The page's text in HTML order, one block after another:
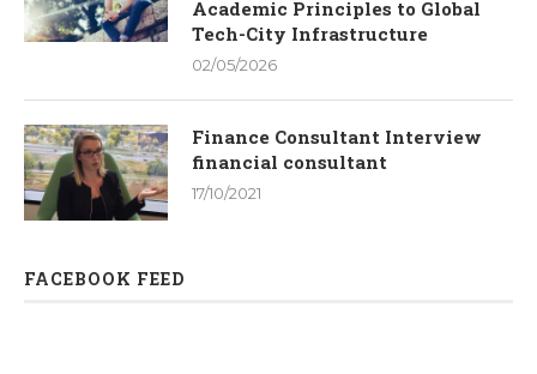
Academic Principles to Global
Tech-City Infrastructure
02/05/2026
Finance Consultant Interview
financial consultant
17/10/2021
FACEBOOK FEED